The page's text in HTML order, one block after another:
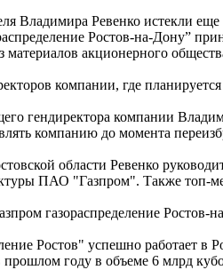
Владимира Ревенко истекли
Ростов-на-Дону”
акционерного
компании, где
гендиректора компании
компанию до момента
области Ревенко
ПАО "Газпром". Также топ-
газораспределение
Ростов" успешно работает в
прошлом году в объеме 6 млрд